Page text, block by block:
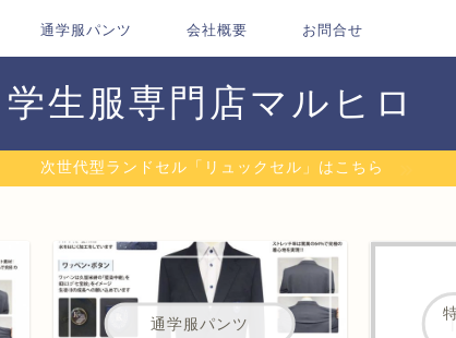
通学服パンツ 会社概要 お問合せ
学生服専門店マルヒロ
次世代型ランドセル「リュックセル」はこちら
通学服パンツ